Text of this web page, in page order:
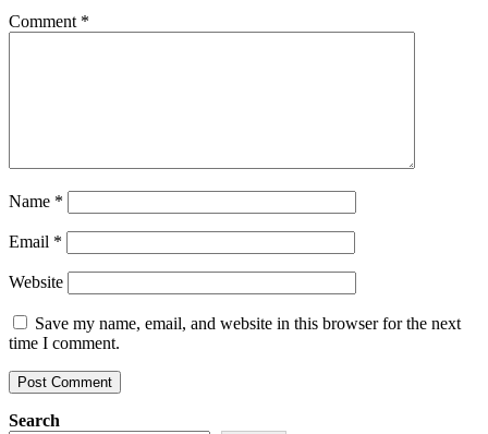
Comment *
Name *
Email *
Website
Save my name, email, and website in this browser for the next
time I comment.
Search